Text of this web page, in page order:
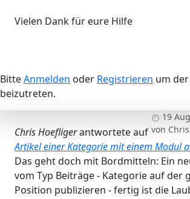
Vielen Dank für eure Hilfe
BitteAnmelden oder Registrieren um
beizutreten.
19
von
Chris Hoefligerantwortete auf
Artikel einer Kategorie mit einem Modul
Das geht doch mit Bordmitteln: Ein
vom Typ Beiträge - Kategorie auf der
Position publizieren - fertig ist die